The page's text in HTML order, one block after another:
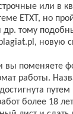
или в
ЕТХТ, но
тому
вы поменяете
работы.
более 18